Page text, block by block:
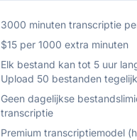
3000 minuten transcriptie
$15 per 1000 extra minuten
Elk bestand kan tot 5 uur
Upload 50 bestanden
Geen dagelijkse
transcriptie
Premium transcriptiemodel